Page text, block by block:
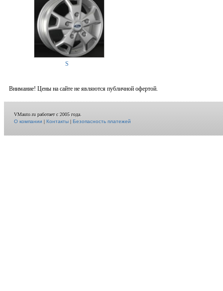
S
Внимание! Цены на сайте не являются публичной офертой.
VMauto.ru работает с 2005 года.
О компании|Контакты|Безопасность платежей